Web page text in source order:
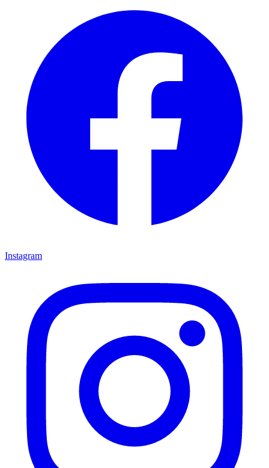
Instagram